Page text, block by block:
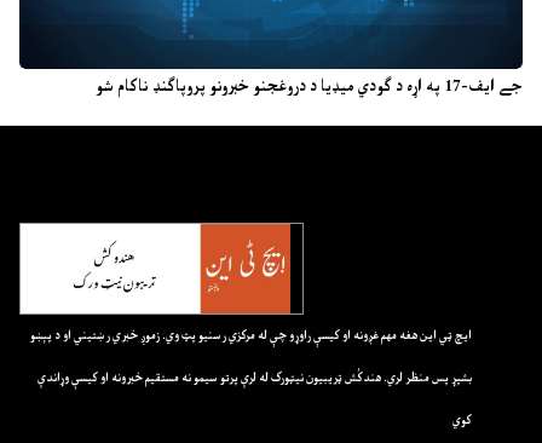
جے ایف-17 په اړه د ګودي میډیا د دروغجنو خبرونو پروپاګنډ ناکام شو
ايچ ټي اين هغه مهم غږونه او کيسې راوړو چې له مرکزي رسنيو پټ وي. زموږ خبري رښتيني او د پېښو
بشپړ پس منظر لري. هندکُش ټريبيون نيټورک له لرې پرتو سيمو نه مستقيم خبرونه او کيسې وړاندې
کوي